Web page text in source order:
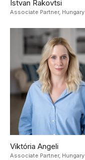
Istvan Rakovtsi
Associate Partner, Hungary
Viktória Angeli
Associate Partner, Hungary